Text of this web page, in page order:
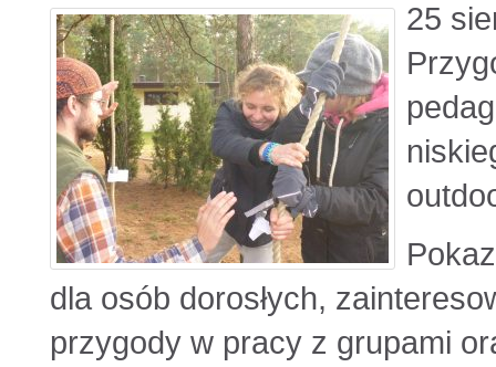
25
dla osób dorosłych,
przygody w pracy z grupami